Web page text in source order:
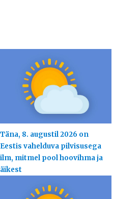
Täna, 8. augustil 2026 on
Eestis vahelduva pilvisusega
ilm, mitmel pool hoovihma ja
äikest